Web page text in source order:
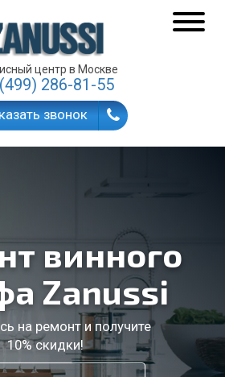
центр в Москве
286-81-55
звонок
винного
Zanussi
на ремонт и получите
10% скидки!